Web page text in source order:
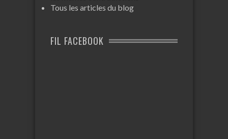
Tous les articles du blog
FIL FACEBOOK